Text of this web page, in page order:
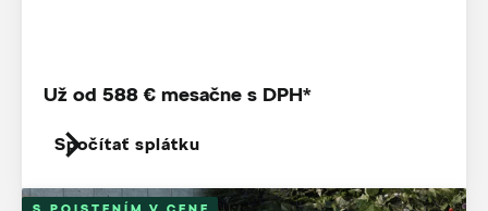
Spočítať splátku
Už od 588 € mesačne s DPH*